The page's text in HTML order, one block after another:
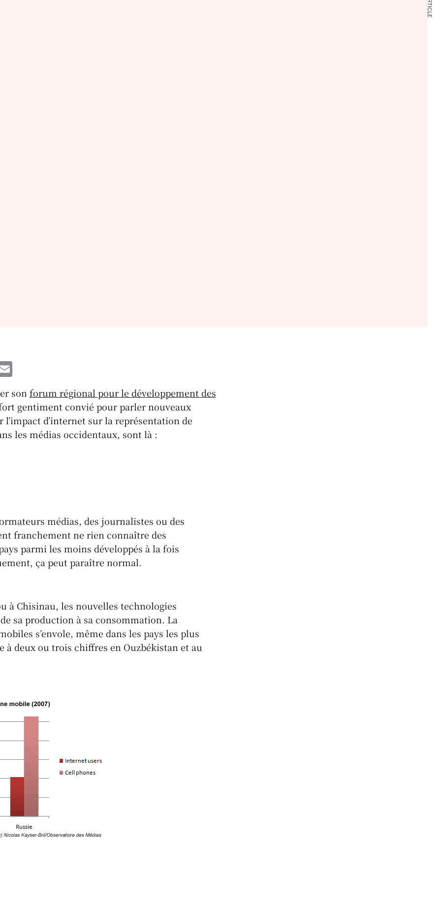
ai
l
son forum régional pour le développement des
gentiment convié pour parler nouveaux
l’impact d’internet sur la représentation de
les médias occidentaux, sont là :
médias, des journalistes ou des
franchement ne rien connaître des
parmi les moins développés à la fois
ça peut paraître normal.
à Chisinau, les nouvelles technologies
sa production à sa consommation. La
s’envole, même dans les pays les plus
à deux ou trois chiffres en Ouzbékistan et au